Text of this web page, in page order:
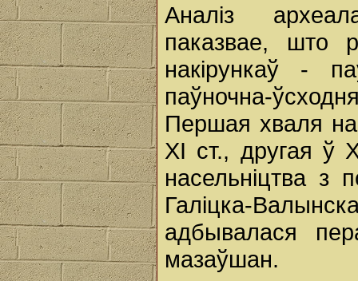
Аналіз
паказвае, што
накірункаў -
паўночна-
Першая хваля
ХІ ст., другая ў
насельніцтва з
Галіцка-
адбывалася
мазаўшан.